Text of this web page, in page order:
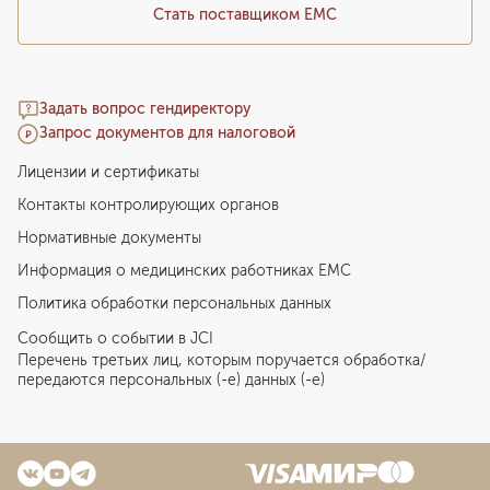
Стать поставщиком ЕМС
Задать вопрос гендиректору
Запрос документов для налоговой
Лицензии и сертификаты
Контакты контролирующих органов
Нормативные документы
Информация о медицинских работниках EMC
Политика обработки персональных данных
Сообщить о событии в JCI
Перечень третьих лиц, которым поручается обработка/
передаются персональных (-е) данных (-е)